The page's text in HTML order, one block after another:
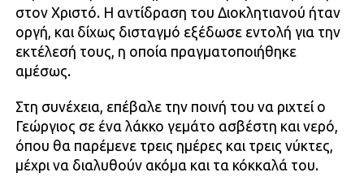
στον Χριστό. Η αντίδραση του Διοκλητιανού ήταν
οργή, και δίχως δισταγμό εξέδωσε εντολή για την
εκτέλεσή τους, η οποία πραγματοποιήθηκε
αμέσως.
Στη συνέχεια, επέβαλε την ποινή του να ριχτεί ο
Γεώργιος σε ένα λάκκο γεμάτο ασβέστη και νερό,
όπου θα παρέμενε τρεις ημέρες και τρεις νύκτες,
μέχρι να διαλυθούν ακόμα και τα κόκκαλά του.